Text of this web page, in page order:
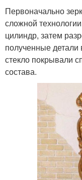
Первоначально
сложной
цилиндр, затем
полученные
стекло покрывали
состава.